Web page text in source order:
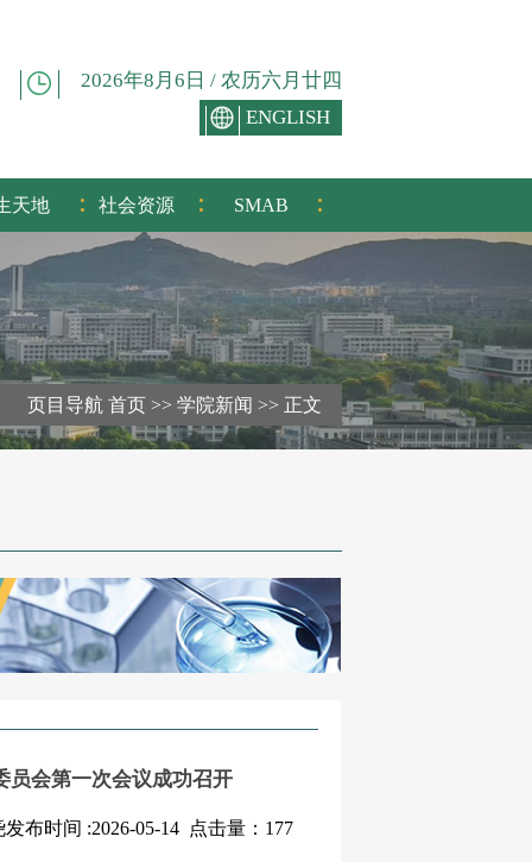
2026年8月6日 / 农历六月廿四
ENGLISH
: : :
天地 社会资源 SMAB
页目导航 首页 >> 学院新闻 >> 正文
员会第一次会议成功召开
布时间 :2026-05-14 点击量： 177